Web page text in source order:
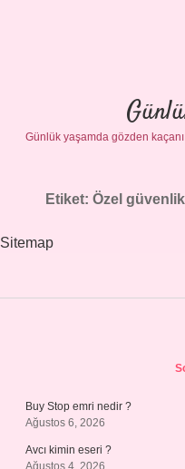
Günlük yaşamda gözden
Etiket: Özel
Sitemap
Buy Stop emri nedir ?
Ağustos 6, 2026
Avcı kimin eseri ?
Ağustos 4, 2026